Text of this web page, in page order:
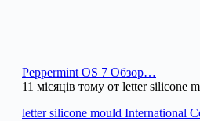
Peppermint OS 7 Обзор…
11 місяців тому от letter silicone
letter silicone mould International